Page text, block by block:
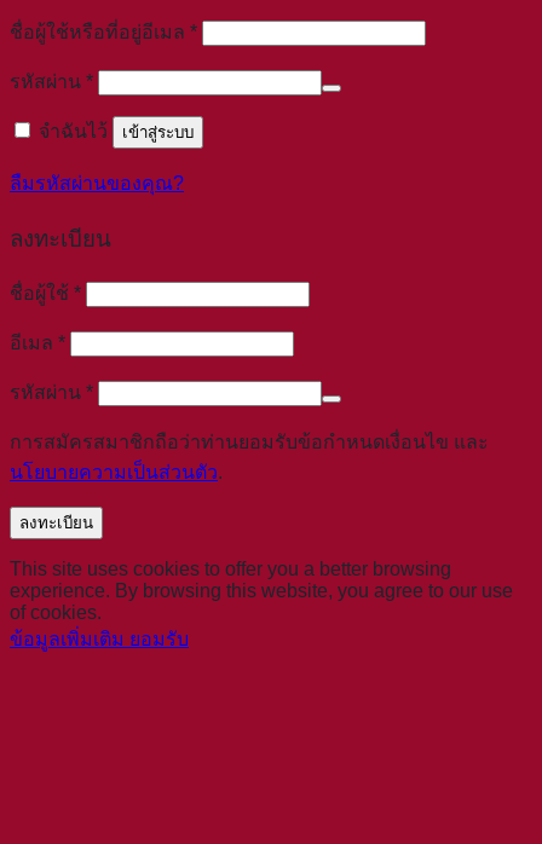
ชื่อผู้ใช้หรือที่อยู่อีเมล *ต้องการ
รหัสผ่าน *ต้องการ
จำฉันไว้ เข้าสู่ระบบ
ลืมรหัสผ่านของคุณ?
ลงทะเบียน
ชื่อผู้ใช้ *ต้องการ
อีเมล *ต้องการ
รหัสผ่าน *ต้องการ
การสมัครสมาชิกถือว่าท่านยอมรับข้อกำหนดเงื่อนไข และ
นโยบายความเป็นส่วนตัว.
ลงทะเบียน
This site uses cookies to offer you a better browsing
experience. By browsing this website, you agree to our use
of cookies.
ข้อมูลเพิ่มเติม ยอมรับ